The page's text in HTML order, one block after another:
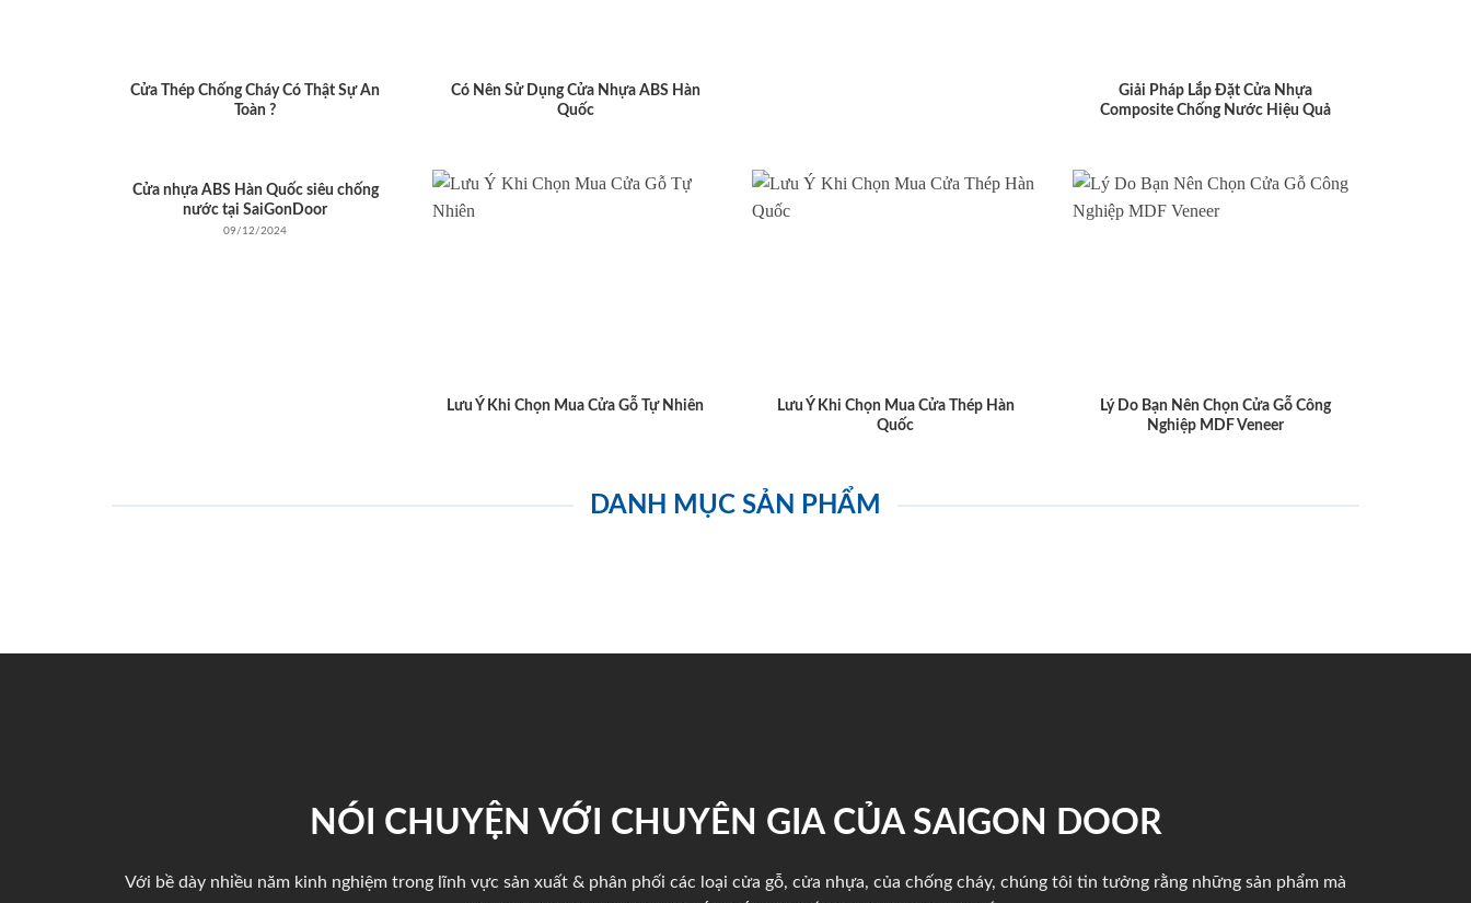
Cửa Thép Chống Cháy Có Thật Sự An
Toàn ?
Có Nên Sử Dụng Cửa Nhựa ABS Hàn
Quốc
Giải Pháp Lắp Đặt Cửa Nhựa
Composite Chống Nước Hiệu Quả
Cửa nhựa ABS Hàn Quốc siêu chống
nước tại SaiGonDoor
09/12/2024
Lưu Ý Khi Chọn Mua Cửa Gỗ Tự Nhiên
Lưu Ý Khi Chọn Mua Cửa Thép Hàn
Quốc
Lý Do Bạn Nên Chọn Cửa Gỗ Công
Nghiệp MDF Veneer
DANH MỤC SẢN PHẨM
NÓI CHUYỆN VỚI CHUYÊN GIA CỦA SAIGON DOOR
Với bề dày nhiều năm kinh nghiệm trong lĩnh vực sản xuất & phân phối các loại cửa gỗ, cửa nhựa, của chống cháy, chúng tôi tin tưởng rằng những sản phẩm mà